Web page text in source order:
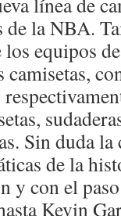
la NBA.
equipos
camisetas,
Sin duda la
de la
y con el
Kevin